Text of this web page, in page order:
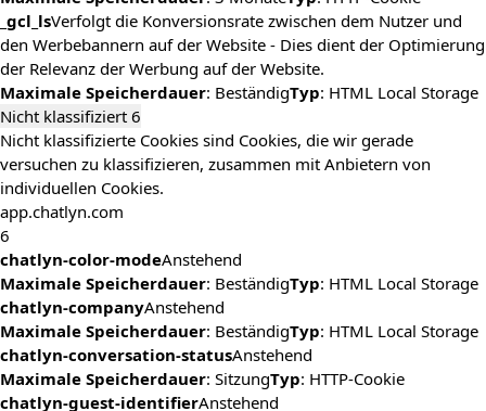
_gcl_lsVerfolgt die Konversionsrate zwischen dem Nutzer und
den Werbebannern auf der Website - Dies dient der Optimierung
der Relevanz der Werbung auf der Website.
Maximale Speicherdauer: BeständigTyp: HTML Local Storage
Nicht klassifiziert 6
Nicht klassifizierte Cookies sind Cookies, die wir gerade
versuchen zu klassifizieren, zusammen mit Anbietern von
individuellen Cookies.
app.chatlyn.com
6
chatlyn-color-modeAnstehend
Maximale Speicherdauer: BeständigTyp: HTML Local Storage
chatlyn-companyAnstehend
Maximale Speicherdauer: BeständigTyp: HTML Local Storage
chatlyn-conversation-statusAnstehend
Maximale Speicherdauer: SitzungTyp: HTTP-Cookie
chatlyn-guest-identifierAnstehend